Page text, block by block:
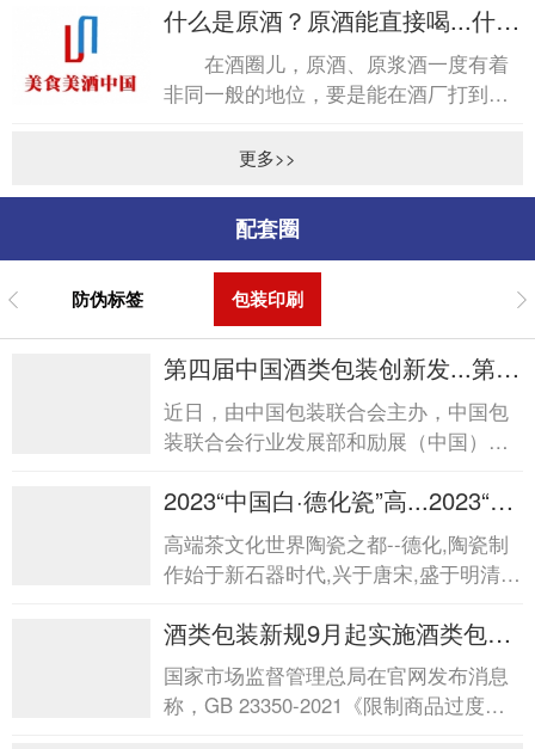
造假，心中不免五味杂陈...
什么是原酒？原酒能直接喝...什么
是原酒？原酒能直接喝...
在酒圈儿，原酒、原浆酒一度有着
非同一般的地位，要是能在酒厂打到纯
事儿。商标、无统一包装...
更多>>
配套圈
防伪标签 包装印刷
第四届中国酒类包装创新发...第四
届中国酒类包装创新发...
近日，由中国包装联合会主办，中国包
装联合会行业发展部和励展（中国）投
创新发展论坛&rdq...
2023“中国白·德化瓷”高...2023“中
国白·德化瓷”高...
高端茶文化世界陶瓷之都--德化,陶瓷制
作始于新石器时代,兴于唐宋,盛于明清,
以“白”见...
酒类包装新规9月起实施酒类包装
新规9月起实施
国家市场监督管理总局在官网发布消息
称，GB 23350-2021《限制商品过度包